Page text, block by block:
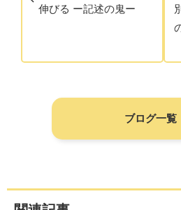
伸びる ー記述の鬼ー
ブログ一覧